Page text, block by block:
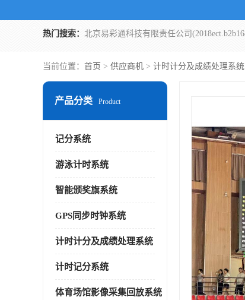
热门搜索：
当前位置： 首页 > 供应商机 > 计时计分及成绩处理系统
产品分类 Product
记分系统
游泳计时系统
智能颁奖旗系统
GPS同步时钟系统
计时计分及成绩处理系统
计时记分系统
体育场馆影像采集回放系统